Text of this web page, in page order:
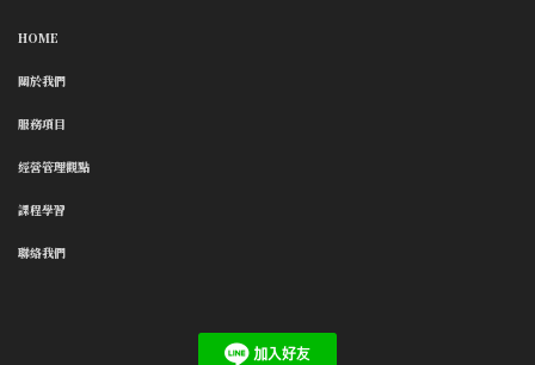
HOME
關於我們
服務項目
經營管理觀點
課程學習
聯絡我們